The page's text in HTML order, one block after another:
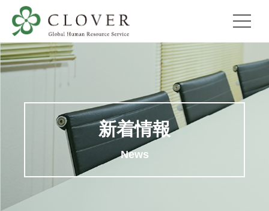
新着情報
News